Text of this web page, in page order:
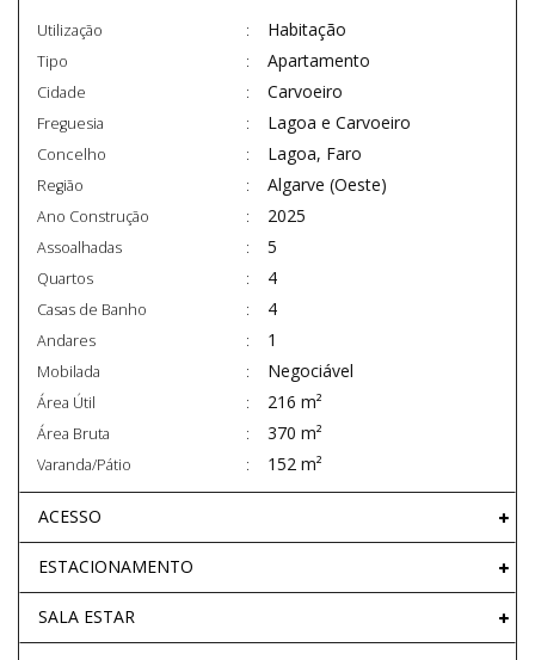
Utilização Habitação
Tipo Apartamento
Cidade Carvoeiro
Freguesia Lagoa e Carvoeiro
Concelho Lagoa, Faro
Região Algarve (Oeste)
Ano Construção 2025
Assoalhadas 5
Quartos 4
Casas de Banho 4
Andares 1
Mobilada Negociável
Área Útil 216 m²
Área Bruta 370 m²
Varanda/Pátio 152 m²
ACESSO
ESTACIONAMENTO
SALA ESTAR